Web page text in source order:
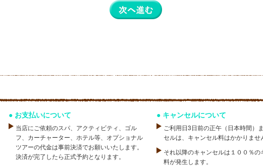
お支払いについて
当店にご依頼のスパ、アクティビティ、ゴル
フ、カーチャーター、ホテル等、オプショナル
ツアーの代金は事前決済でお願いいたします。
決済が完了したら正式予約となります。
キャンセルについて
ご利用日3日前の正午（日本時間）
セルは、キャンセル料はかかりませ
それ以降のキャンセルは１００％の
料が発生します。